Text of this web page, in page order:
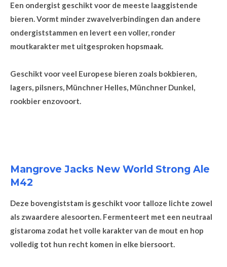
Een ondergist geschikt voor de meeste laaggistende
bieren. Vormt minder zwavelverbindingen dan andere
ondergiststammen en levert een voller, ronder
moutkarakter met uitgesproken hopsmaak.
Geschikt voor veel Europese bieren zoals bokbieren,
lagers, pilsners, Münchner Helles, Münchner Dunkel,
rookbier enzovoort.
Mangrove Jacks New World Strong Ale
M42
Deze bovengiststam is geschikt voor talloze lichte zowel
als zwaardere alesoorten. Fermenteert met een neutraal
gistaroma zodat het volle karakter van de mout en hop
volledig tot hun recht komen in elke biersoort.